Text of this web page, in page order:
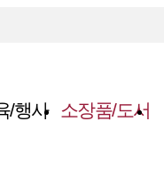
/행사 소장품/도서